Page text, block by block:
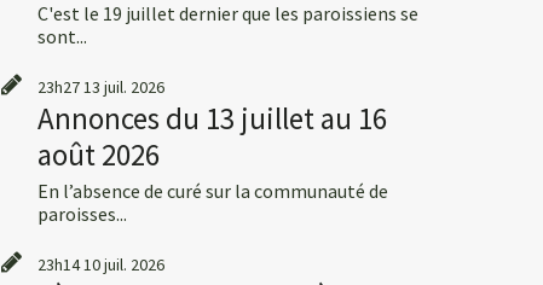
C'est le 19 juillet dernier que les paroissiens se
sont...
23h2713 juil. 2026
Annonces du 13 juillet au 16
août 2026
En l’absence de curé sur la communauté de
paroisses...
23h1410juil. 2026